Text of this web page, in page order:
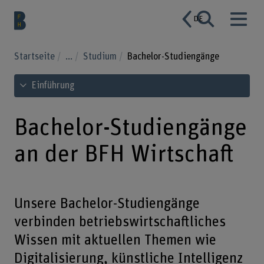
DE
Startseite ... Studium Bachelor-Studiengänge
Inhaltsverzeichnis ansehen
Einführung
Bachelor-Studiengänge
an der BFH Wirtschaft
Unsere Bachelor-Studiengänge
verbinden betriebswirtschaftliches
Wissen mit aktuellen Themen wie
Digitalisierung, künstliche Intelligenz